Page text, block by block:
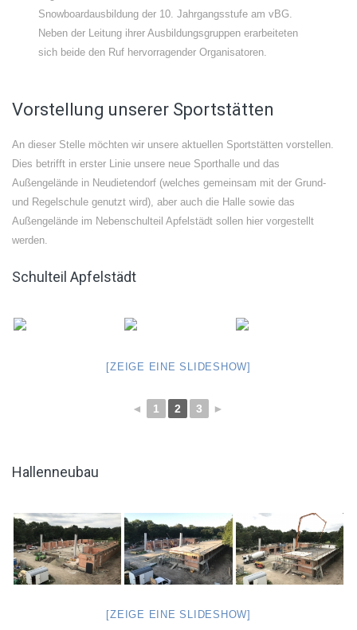
Snowboardausbildung der 10. Jahrgangsstufe am vBG.
Neben der Leitung ihrer Ausbildungsgruppen erarbeiteten
sich beide den Ruf hervorragender Organisatoren.
Vorstellung unserer Sportstätten
An dieser Stelle möchten wir unsere aktuellen Sportstätten vorstellen.
Dies betrifft in erster Linie unsere neue Sporthalle und das
Außengelände in Neudietendorf (welches gemeinsam mit der Grund-
und Regelschule genutzt wird), aber auch die Halle sowie das
Außengelände im Nebenschulteil Apfelstädt sollen hier vorgestellt
werden.
Schulteil Apfelstädt
[ZEIGE EINE SLIDESHOW]
◄ 1 2 3 ►
Hallenneubau
[ZEIGE EINE SLIDESHOW]